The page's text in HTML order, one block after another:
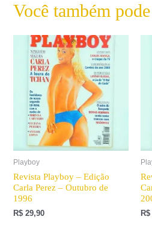
Você também
Playboy
Revista Playboy – Edição
Carla Perez – Outubro de
1996
R$ 29,90 R$